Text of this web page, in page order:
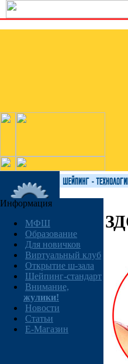
Информация
МФШ
Образование
Для новичков
Виртуальный клуб
Открытие ш-зала
Шейпинг-стандарт
Внимание,
жулики!
Новости
Статьи
E-Магазин